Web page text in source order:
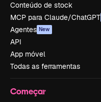
Conteúdo de stock
MCP para Claude/ChatGPT
Agentes New
API
App móvel
Todas as ferramentas
Começar